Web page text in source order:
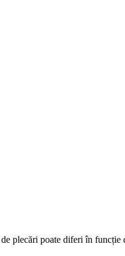
plecări poate diferi în